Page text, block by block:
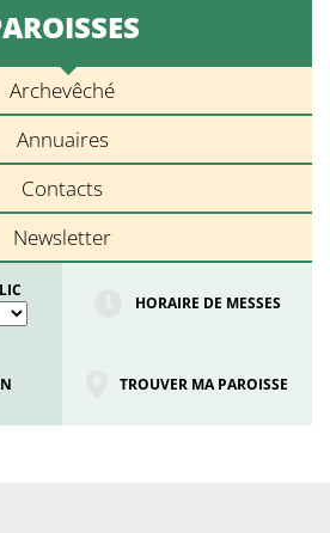
Archevêché
Annuaires
Contacts
Newsletter
HORAIRE DE MESSES
TROUVER MA PAROISSE